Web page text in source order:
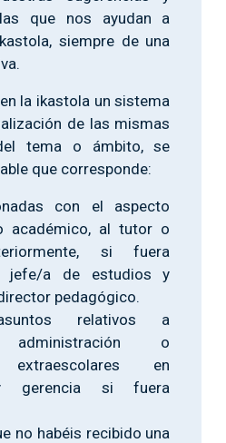
que nos ayudan a
siempre de una
la ikastola un sistema
de las mismas
tema o ámbito, se
que corresponde:
con el aspecto
académico, al tutor o
si fuera
jefe/a de estudios y
pedagógico.
relativos a
administración o
extraescolares en
gerencia si fuera
no habéis recibido una